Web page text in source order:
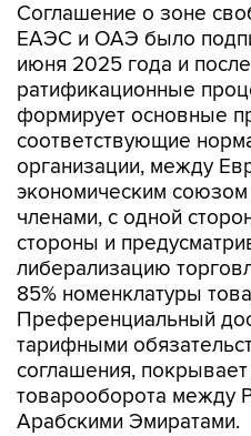
Соглашение о зоне
ЕАЭС и ОАЭ было
июня 2025 года и
ратификационные
формирует основные
соответствующие
организации, между
экономическим союзом
членами, с одной
стороны и
либерализацию
85% номенклатуры
Преференциальный
тарифными
соглашения,
товарооборота между
Арабскими Эмиратами.